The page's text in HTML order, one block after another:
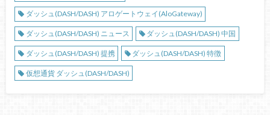
ダッシュ(DASH/DASH) アロゲートウェイ(AloGateway)
ダッシュ(DASH/DASH) ニュース ダッシュ(DASH/DASH) 中国
ダッシュ(DASH/DASH) 提携 ダッシュ(DASH/DASH) 特徴
仮想通貨 ダッシュ(DASH/DASH)